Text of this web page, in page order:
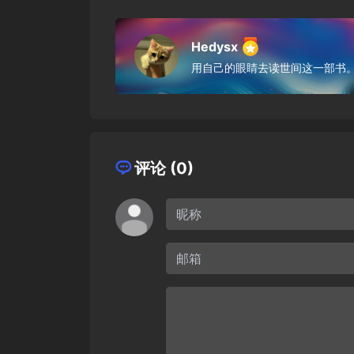
Hedysx
用自己的眼睛去读世间这一部书
评论 (0)